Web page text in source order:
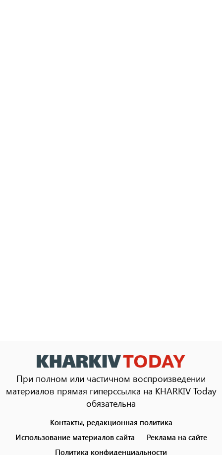
При полном или частичном воспроизведении
материалов прямая гиперссылка на KHARKIV Today
обязательна
menu
Контакты, редакционная политика
Использование материалов сайта
Реклама на сайте
Политика конфиденциальности